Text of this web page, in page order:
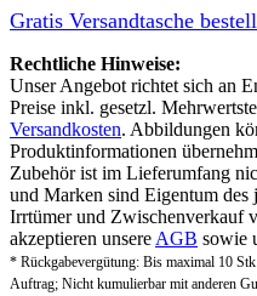
Gratis Versandtasche
Rechtliche Hinweise:
Unser Angebot richtet sich an
Preise inkl. gesetzl.
Versandkosten. Abbildungen
Produktinformationen
Zubehör ist im Lieferumfang
und Marken sind Eigentum
Irrtümer und Zwischenverkauf
akzeptieren unsere AGB sowie
* Rückgabevergütung: Bis maximal 10
Auftrag; Nicht kumulierbar mit anderen